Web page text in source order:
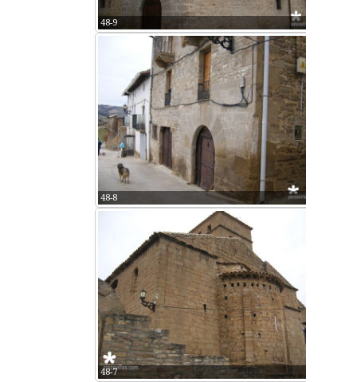
48-9
48-8
48-7